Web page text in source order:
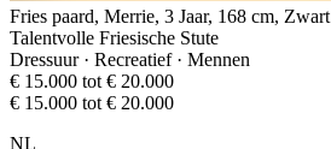
Fries paard, Merrie, 3 Jaar, 168 cm, Zwart
Talentvolle Friesische Stute
Dressuur · Recreatief · Mennen
€ 15.000 tot € 20.000
€ 15.000 tot € 20.000
NL